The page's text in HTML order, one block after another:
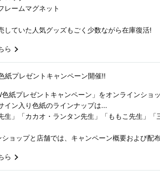
レームマグネット
していた人気グッズもごく少数ながら在庫復活!
ら
紙プレゼントキャンペーン開催!!
色紙プレゼントキャンペーン」をオンラインショ
イン入り色紙のラインナップは...
生」「カカオ・ランタン先生」「ももこ先生」
ョップと店舗では、キャンペーン概要および配
ら